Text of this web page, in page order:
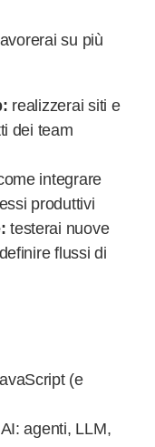
su più
realizzerai siti e
dei team
integrare
produttivi
testerai nuove
flussi di
(e
agenti, LLM,